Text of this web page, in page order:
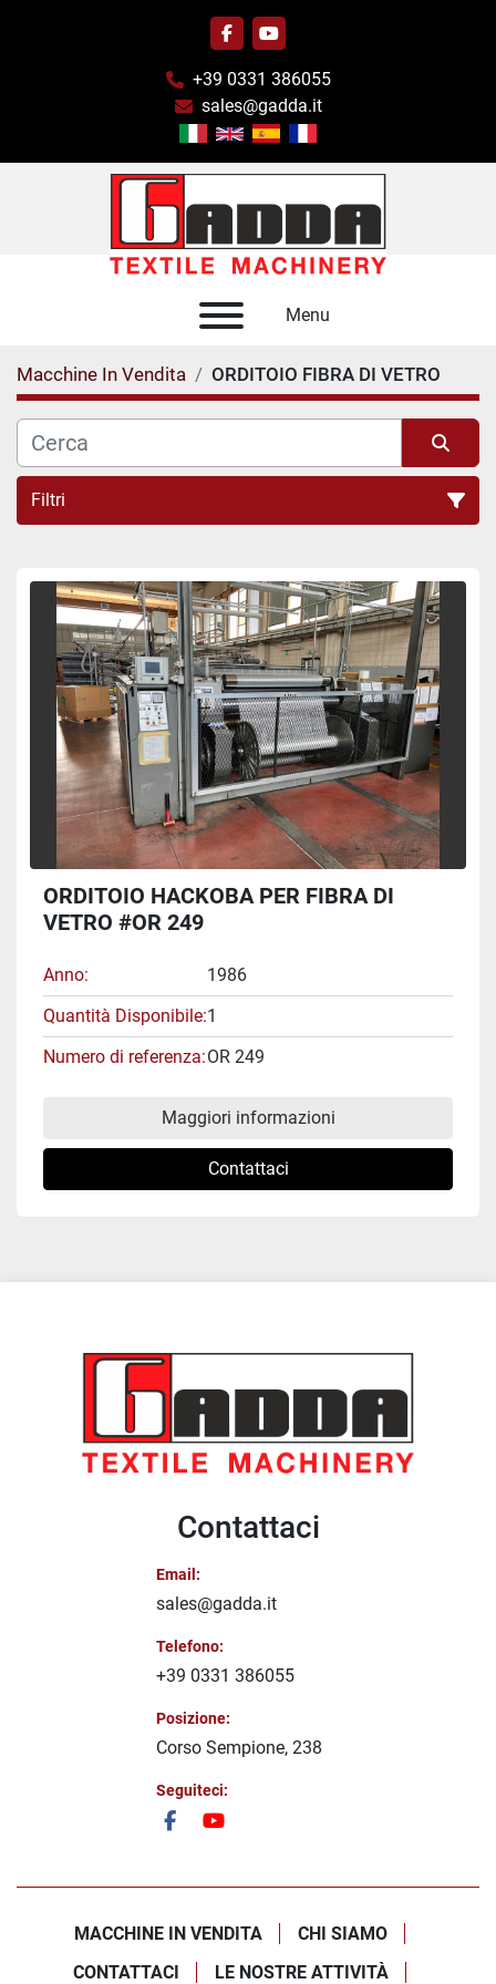
facebookyoutube
+39 0331 386055
sales@gadda.it
Menu
Macchine In Vendita ORDITOIO FIBRA DI VETRO
Filtri
Ordina per
ORDITOIO HACKOBA PER FIBRA DI
VETRO #OR 249
Anno
1986
Quantità Disponibile 1
Numero di referenza OR 249
Maggiori informazioni
Contattaci
Contattaci
Email:
sales@gadda.it
Telefono:
+39 0331 386055
Posizione:
Corso Sempione, 238
Seguiteci:
facebookyoutube
MACCHINE IN VENDITA
CHI SIAMO
CONTATTACI
LE NOSTRE ATTIVITÀ